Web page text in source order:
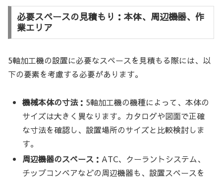
必要スペースの見積もり：本体、周辺機器、作
業エリア
5軸加工機の設置に必要なスペースを見積もる際には、以
下の要素を考慮する必要があります。
機械本体の寸法： 5軸加工機の機種によって、本体の
サイズは大きく異なります。カタログや図面で正確
な寸法を確認し、設置場所のサイズと比較検討しま
す。
周辺機器のスペース： ATC、クーラントシステム、
チップコンベアなどの周辺機器も、設置スペースを